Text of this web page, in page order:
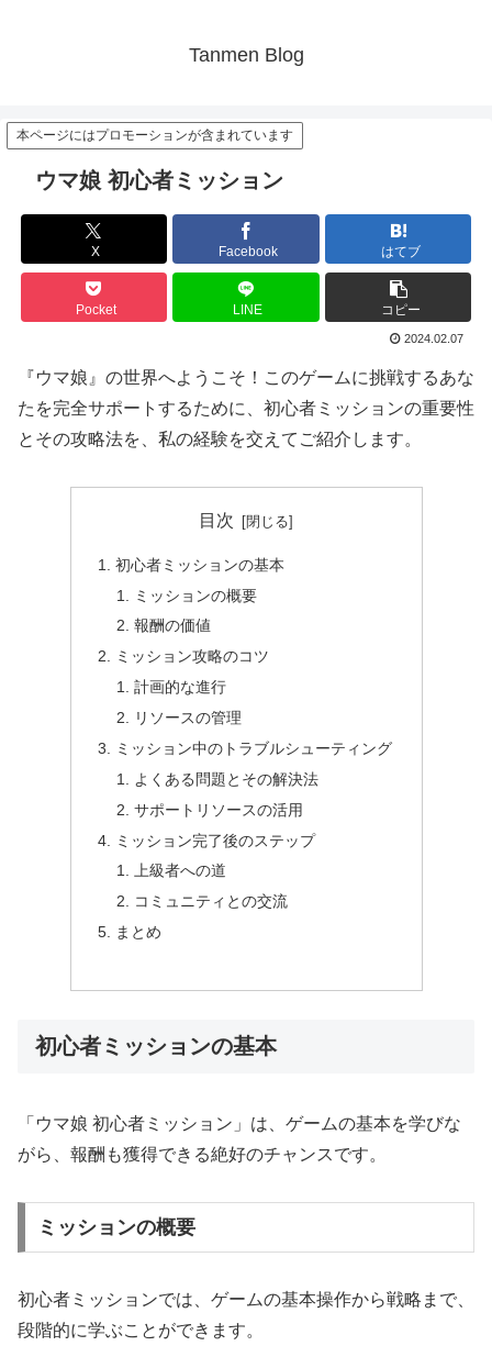
Tanmen Blog
本ページにはプロモーションが含まれています
ウマ娘 初心者ミッション
X Facebook はてブ
Pocket LINE コピー
2024.02.07
『ウマ娘』の世界へようこそ！このゲームに挑戦するあな
たを完全サポートするために、初心者ミッションの重要性
とその攻略法を、私の経験を交えてご紹介します。
目次
初心者ミッションの基本
ミッションの概要
報酬の価値
ミッション攻略のコツ
計画的な進行
リソースの管理
ミッション中のトラブルシューティング
よくある問題とその解決法
サポートリソースの活用
ミッション完了後のステップ
上級者への道
コミュニティとの交流
まとめ
初心者ミッションの基本
「ウマ娘 初心者ミッション」は、ゲームの基本を学びな
がら、報酬も獲得できる絶好のチャンスです。
ミッションの概要
初心者ミッションでは、ゲームの基本操作から戦略まで、
段階的に学ぶことができます。